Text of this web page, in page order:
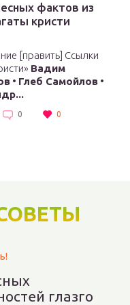
фактов из
кристи
[править] Ссылки
Вадим
• Глеб Самойлов •
0 0
глазго